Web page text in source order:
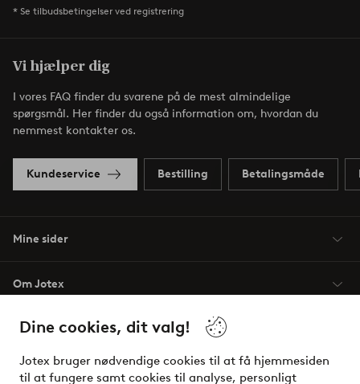
Dine cookies, dit valg!
Jotex bruger nødvendige cookies til at få hjemmesiden
til at fungere samt cookies til analyse, personligt
* Se tilbudsbetingelser ved registrering
Vi hjælper dig
I vores FAQ finder du svarene på de mest almindelige
spørgsmål. Her finder du også information om, hvordan du
nemmest kontakter os.
Kundeservice Bestilling Betalingsmåde
Mine sider
Om Jotex
Vilkår
Venner